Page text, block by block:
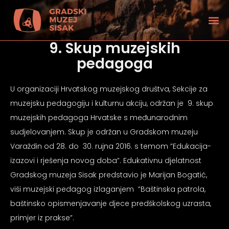
9. Skup muzejskih
pedagoga
U organizaciji Hrvatskog muzejskog društva, Sekcije za
muzejsku pedagogiju i kulturnu akciju, održan je 9. skup
muzejskih pedagoga Hrvatske s međunarodnim
sudjelovanjem. Skup je održan u Gradskom muzeju
Varaždin od 28. do 30. rujna 2016. s temom ”Edukacija-
izazovi i rješenja novog doba”. Edukativnu djelatnost
Gradskog muzeja Sisak predstavio je Marijan Bogatić,
viši muzejski pedagog izlaganjem ”Baštinska patrola,
baštinsko opismenjavanje djece predškolskog uzrasta,
primjer iz prakse”.
vida